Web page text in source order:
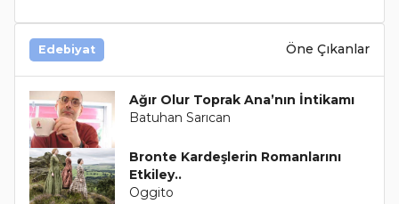
Edebiyat Öne Çıkanlar
Ağır Olur Toprak Ana’nın İntikamı
Batuhan Sarıcan
Bronte Kardeşlerin Romanlarını
Etkiley..
Oggito